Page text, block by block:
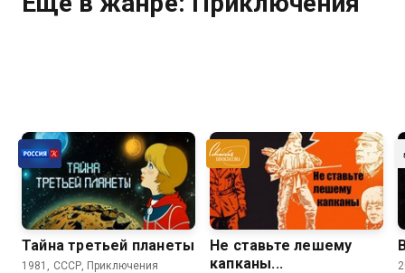
Тайна третьей планеты
1981, СССР, Приключения
Не ставьте лешему
капканы...